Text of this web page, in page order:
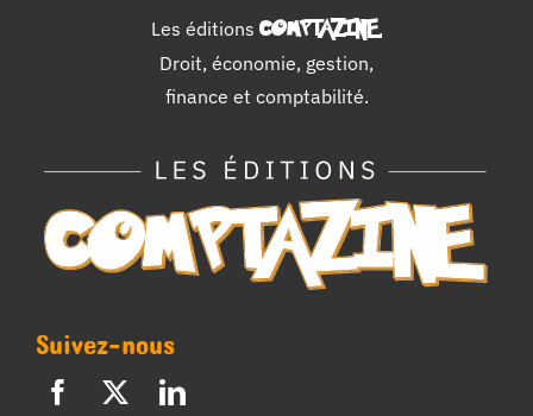
Les éditions COMPTAZINE.
Droit, économie, gestion,
finance et comptabilité.
Suivez-nous